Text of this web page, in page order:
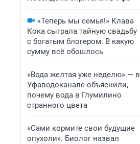
«Теперь мы семья!» Клава
Кока сыграла тайную свадьбу
с богатым блогером. В какую
сумму всё обошлось
«Вода желтая уже неделю» — в
Уфаводоканале объяснили,
почему вода в Глумилино
странного цвета
«Сами кормите свои будущие
опухоли». Биолог назвал